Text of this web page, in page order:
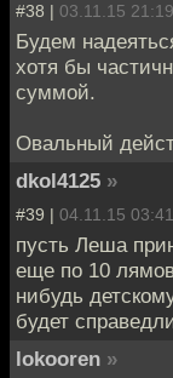
#38 | 03.11.15 21:19
Будем
хотя бы
суммой.
Овальный
dkol4125 »
#39 | 04.11.15 03:41
пусть Леша
еще по 10
нибудь
будет
lokooren »